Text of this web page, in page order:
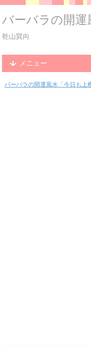
バーバラの開運
乾山巽向
メニュー
バーバラの開運風水「今日も上